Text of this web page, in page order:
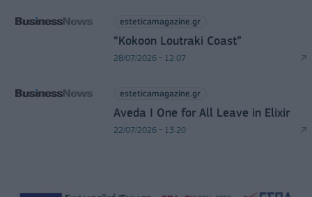
esteticamagazine.gr
“Kokoon Loutraki Coast”
28/07/2026 - 12:07
esteticamagazine.gr
Aveda I One for All Leave in Elixir
22/07/2026 - 13:20